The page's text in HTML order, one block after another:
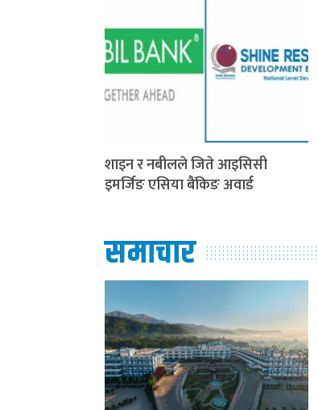
शाइन र नबीलले जिते आइसिसी
इमर्जिङ एसिया बैंकिङ अवार्ड
समाचार